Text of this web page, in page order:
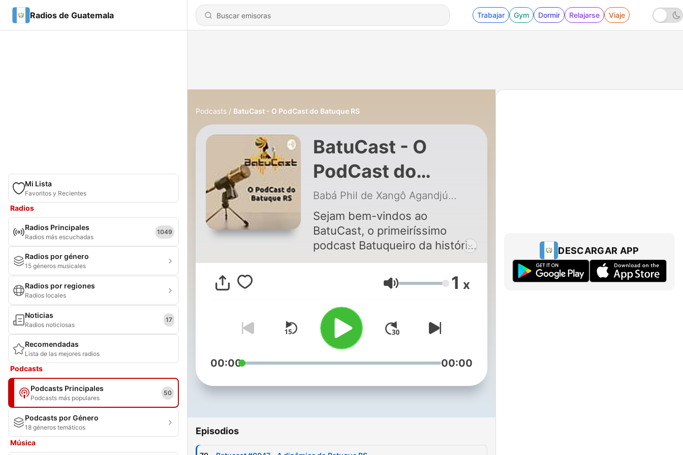
Radios de Guatemala Trabajar Gym Dormir Relajarse Viaje
Mi Lista
Favoritos y Recientes
Radios
Radios Principales
Radios más escuchadas
1049
Radios por género
15 géneros musicales
Radios por regiones
Radios locales
Noticias
Radios noticiosas
17
Recomendadas
Lista de las mejores radios
Podcasts
Podcasts Principales
Podcasts más populares
50
Podcasts por Género
18 géneros temáticos
Música
Podcasts BatuCast - O PodCast do Batuque RS
BatuCast - O
PodCast do
Batuque RS
Babá Phil de Xangô Agandjú Ibeji
Sejam bem-vindos ao
BatuCast, o primeiríssimo
podcast Batuqueiro da história
da humanidade! Não, não é
exagero. O podcast do
Batuque RS traz em primeira
mão os mais diversos debates
do universo afro-gaúcho, com
um toque de humor e muito
requinte de sabedoria.
Acompanhe o Babá Phil e seus
histórias mais interessantes,
variadas visões de uma
ambientado no terreiro e suas
Volumen 1 x
00:00 00:00
Episodios
DESCARGAR APP